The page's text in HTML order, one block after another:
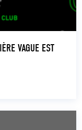
VAGUE EST